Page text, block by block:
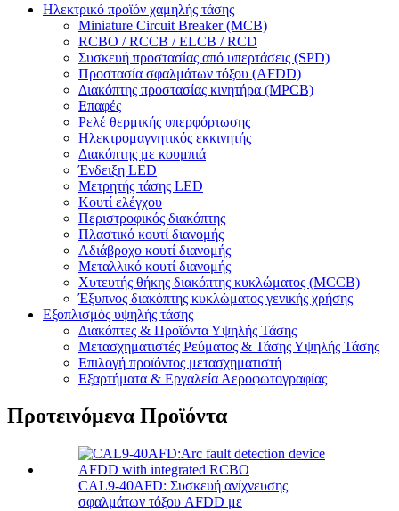
Ηλεκτρικό προϊόν χαμηλής τάσης
Miniature Circuit Breaker (MCB)
RCBO / RCCB / ELCB / RCD
Συσκευή προστασίας από υπερτάσεις (SPD)
Προστασία σφαλμάτων τόξου (AFDD)
Διακόπτης προστασίας κινητήρα (MPCB)
Επαφές
Ρελέ θερμικής υπερφόρτωσης
Ηλεκτρομαγνητικός εκκινητής
Διακόπτης με κουμπιά
Ένδειξη LED
Μετρητής τάσης LED
Κουτί ελέγχου
Περιστροφικός διακόπτης
Πλαστικό κουτί διανομής
Αδιάβροχο κουτί διανομής
Μεταλλικό κουτί διανομής
Χυτευτής θήκης διακόπτης κυκλώματος (MCCB)
Έξυπνος διακόπτης κυκλώματος γενικής χρήσης
Εξοπλισμός υψηλής τάσης
Διακόπτες & Προϊόντα Υψηλής Τάσης
Μετασχηματιστές Ρεύματος & Τάσης Υψηλής Τάσης
Επιλογή προϊόντος μετασχηματιστή
Εξαρτήματα & Εργαλεία Αεροφωτογραφίας
Προτεινόμενα Προϊόντα
CAL9-40AFD: Συσκευή ανίχνευσης
σφαλμάτων τόξου AFDD με